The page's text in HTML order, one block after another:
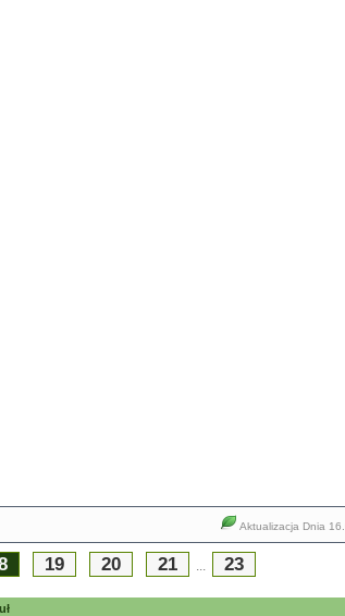
Aktualizacja Dnia
19 20 21 ... 23